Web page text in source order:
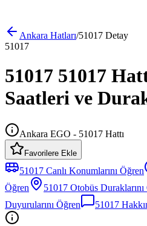
Ankara Hatları/51017 Detay
51017
51017 51017
Saatleri ve
Ankara EGO - 51017 Hattı
Favorilere Ekle
51017 Canlı Konumlarını Öğren
Öğren
51017 Otobüs
Duyurularını Öğren
51017